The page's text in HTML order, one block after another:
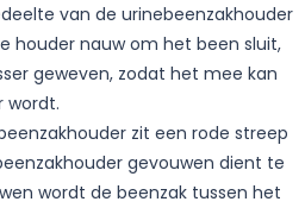
van de urinebeenzakhouder
houder nauw om het been sluit,
geweven, zodat het mee kan
wordt.
zit een rode streep
gevouwen dient te
wordt de beenzak tussen het